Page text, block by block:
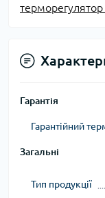
Гарантія
Гарантійний
Загальні
Тип продукції